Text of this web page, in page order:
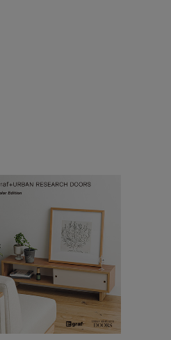
ルな取り組みにも
ないでください。
ンションタグをご
ださい。
さい。
報や在庫状況の確認
とじる
とじる